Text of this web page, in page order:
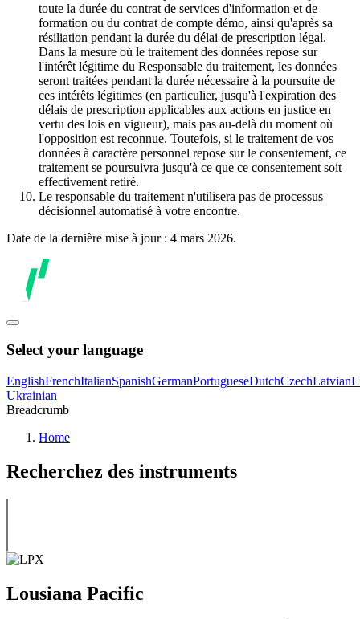
toute la durée du contrat de services d'information et de
formation ou du contrat de compte démo, ainsi qu'après sa
résiliation pendant la durée du délai de prescription légal.
Dans la mesure où le traitement des données repose sur
l'intérêt légitime du Responsable du traitement, les données
seront traitées pendant la durée nécessaire à la poursuite de
ces intérêts légitimes (en particulier, jusqu'à l'expiration des
délais de prescription applicables aux actions en justice en
vertu des lois en vigueur), mais pas au-delà du moment où
l'opposition est reconnue. Toutefois, si le traitement de vos
données à caractère personnel repose sur le consentement, ce
traitement se poursuivra jusqu'à ce que ce consentement soit
effectivement retiré.
Le responsable du traitement n'utilisera pas de processus
décisionnel automatisé à votre encontre.
Date de la dernière mise à jour : 4 mars 2026.
Select your language
EnglishFrenchItalianSpanishGermanPortugueseDutchCzechLatvian
Ukrainian
Breadcrumb
Home
Recherchez des instruments
Lousiana Pacific